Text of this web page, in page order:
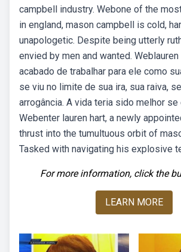
campbell industry. Webone of the
in england, mason campbell is cold,
unapologetic. Despite being utterly
envied by men and wanted. Weblauren
acabado de trabalhar para ele como
se viu no limite de sua ira, sua raiva,
arrogância. A vida teria sido melhor se
Webenter lauren hart, a newly
thrust into the tumultuous orbit of
Tasked with navigating his explosive
For more information, click the
LEARN MORE